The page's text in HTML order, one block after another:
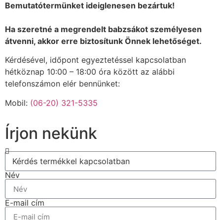
Bemutatótermünket ideiglenesen bezártuk!
Ha szeretné a megrendelt babzsákot személyesen
átvenni, akkor erre biztosítunk Önnek lehetőséget.
Kérdésével, időpont egyeztetéssel kapcsolatban
hétköznap 10:00 – 18:00 óra között az alábbi
telefonszámon elér bennünket:
Mobil: (06-20) 321-5335
Írjon nekünk
Név
E-mail cím